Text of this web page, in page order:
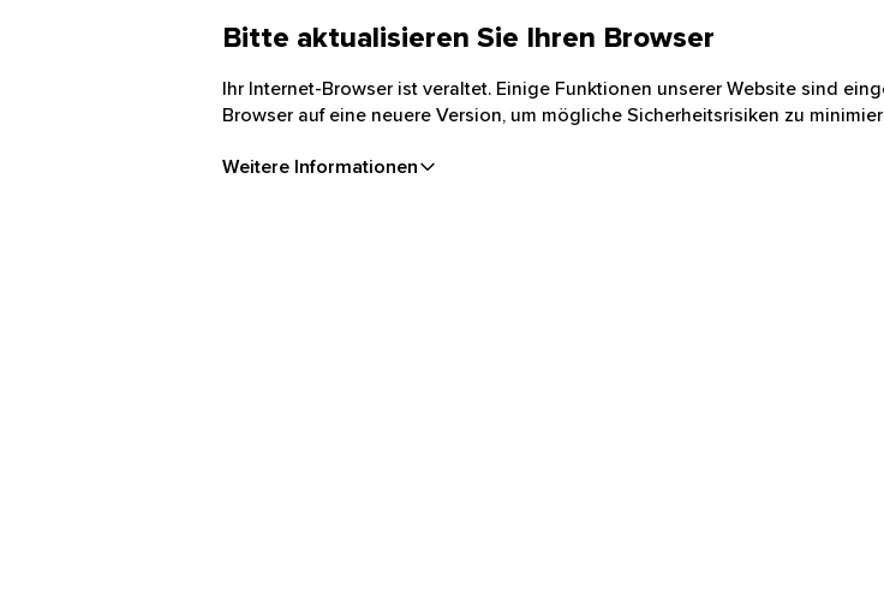
Bitte aktualisieren Sie Ihren Browser
Ihr Internet-Browser ist veraltet. Einige Funktionen unserer Website sind
Browser auf eine neuere Version, um mögliche Sicherheitsrisiken zu
Weitere Informationen